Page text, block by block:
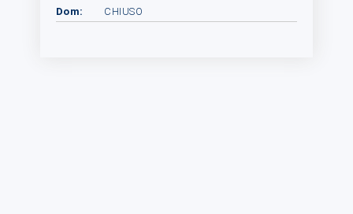
Dom: CHIUSO